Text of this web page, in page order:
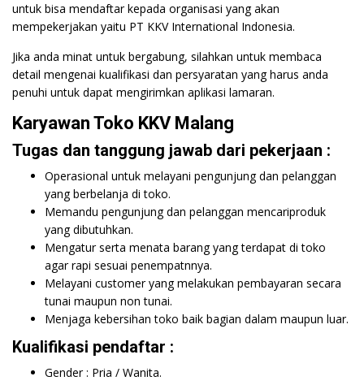
untuk bisa mendaftar kepada organisasi yang akan
mempekerjakan yaitu PT KKV International Indonesia.
Jika anda minat untuk bergabung, silahkan untuk membaca
detail mengenai kualifikasi dan persyaratan yang harus anda
penuhi untuk dapat mengirimkan aplikasi lamaran.
Karyawan Toko KKV Malang
Tugas dan tanggung jawab dari pekerjaan :
Operasional untuk melayani pengunjung dan pelanggan
yang berbelanja di toko.
Memandu pengunjung dan pelanggan mencariproduk
yang dibutuhkan.
Mengatur serta menata barang yang terdapat di toko
agar rapi sesuai penempatnnya.
Melayani customer yang melakukan pembayaran secara
tunai maupun non tunai.
Menjaga kebersihan toko baik bagian dalam maupun luar.
Kualifikasi pendaftar :
Gender : Pria / Wanita.